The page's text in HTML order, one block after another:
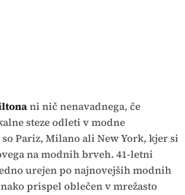
ni nič nenavadnega, če
steze odleti v modne
Pariz, Milano ali New York, kjer si
na modnih brveh. 41-letni
urejen po najnovejših modnih
prispel oblečen v mrežasto